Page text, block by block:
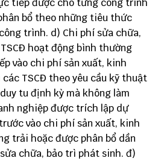
tiếp được cho từng công trình
bổ theo những tiêu thức
trình. d) Chi phí sửa chữa,
hoạt động bình thường
vào chi phí sản xuất, kinh
TSCĐ theo yêu cầu kỹ thuật
tu định kỳ mà không làm
nghiệp được trích lập dự
vào chi phí sản xuất, kinh
trải hoặc được phân bổ dần
chữa, bảo trì phát sinh. đ)